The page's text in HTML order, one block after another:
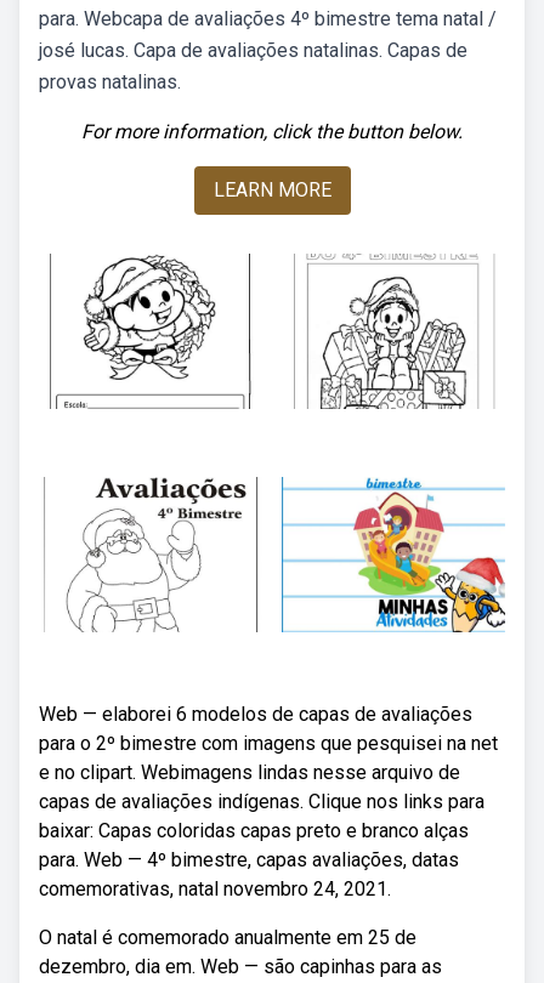
para. Webcapa de avaliações 4º bimestre tema natal /
josé lucas. Capa de avaliações natalinas. Capas de
provas natalinas.
For more information, click the button below.
LEARN MORE
Web — elaborei 6 modelos de capas de avaliações
para o 2º bimestre com imagens que pesquisei na net
e no clipart. Webimagens lindas nesse arquivo de
capas de avaliações indígenas. Clique nos links para
baixar: Capas coloridas capas preto e branco alças
para. Web — 4º bimestre, capas avaliações, datas
comemorativas, natal novembro 24, 2021.
O natal é comemorado anualmente em 25 de
dezembro, dia em. Web — são capinhas para as